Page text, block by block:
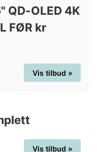
QD-OLED 4K
FØR kr
Vis tilbud »
Vis tilbud »